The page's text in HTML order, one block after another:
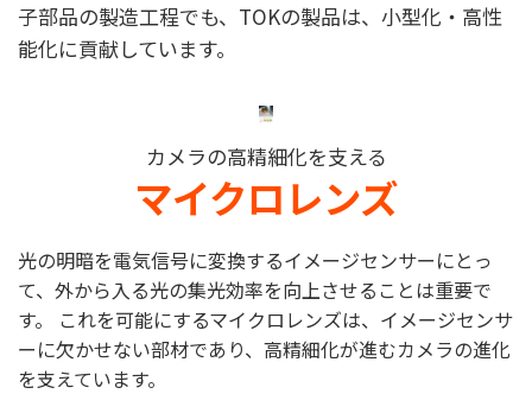
子部品の製造工程でも、TOKの製品は、小型化・高性
能化に貢献しています。
カメラの高精細化を支える
マイクロレンズ
光の明暗を電気信号に変換するイメージセンサーにとっ
て、外から入る光の集光効率を向上させることは重要で
す。
これを可能にするマイクロレンズは、イメージセンサ
ーに欠かせない部材であり、高精細化が進むカメラの進化
を支えています。